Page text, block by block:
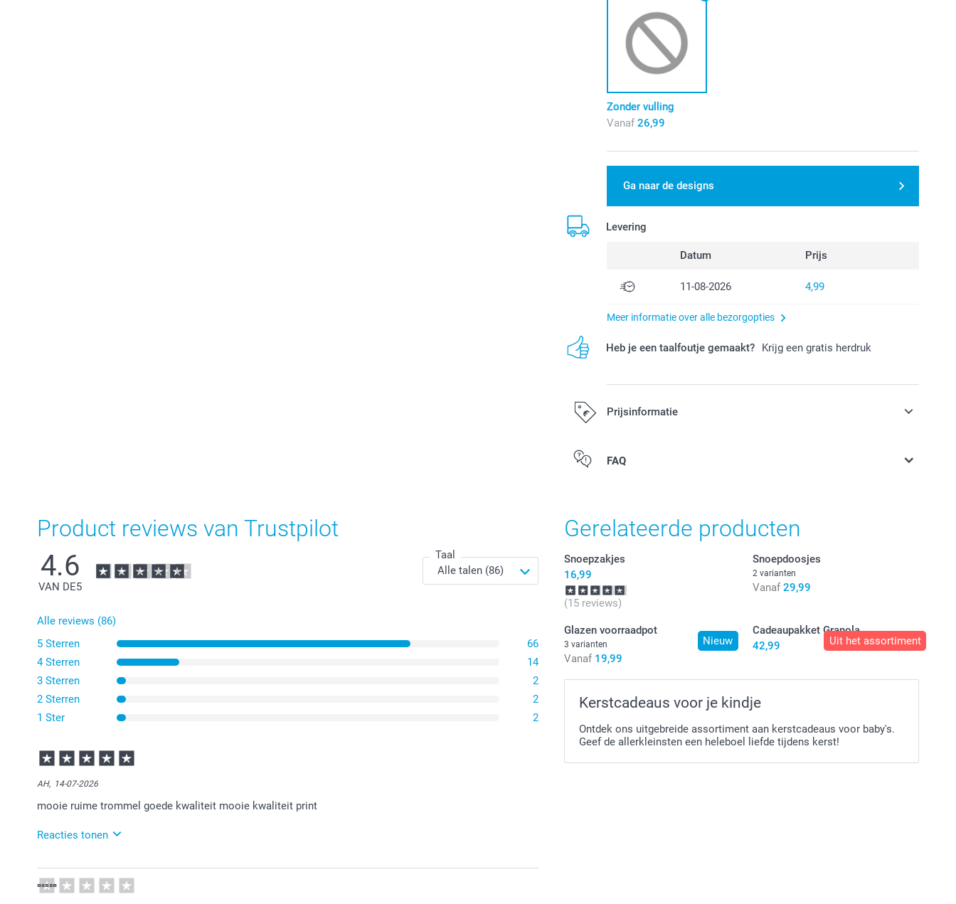
Zonder vulling
Vanaf 26,99
Ga naar de designs
Levering
Datum Prijs
11-08-2026 4,99
Meer informatie over alle bezorgopties
Heb je een taalfoutje gemaakt? Krijg een gratis herdruk
Prijsinformatie
Alle prijzen zijn in EURO (€) inclusief BTW en exclusief verzendkosten.
FAQ
Product reviews van Trustpilot
4.6
VAN DE5
Taal
Alle reviews (86)
5 Sterren
66
4 Sterren
14
3 Sterren
2
2 Sterren
2
1 Ster
2
AH, 14-07-2026
mooie ruime trommel goede kwaliteit mooie kwaliteit print
Reacties tonen
14-07-2026
13:50
Bedankt voor je review. Fijn om te horen dat je tevreden bent. Veel plezier van je koekjestrommel!
Gerelateerde producten
Snoepzakjes
16,99
(15 reviews)
Snoepdoosjes
2 varianten
Vanaf 29,99
Nieuw
Glazen voorraadpot
3 varianten
Vanaf 19,99
Uit het assortiment
Cadeaupakket Granola
42,99
Kerstcadeaus voor je kindje
Ontdek ons uitgebreide assortiment aan kerstcadeaus voor baby's.
Geef de allerkleinsten een heleboel liefde tijdens kerst!